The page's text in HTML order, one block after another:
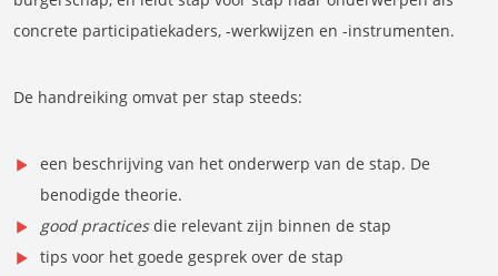
concrete participatiekaders, -werkwijzen en -instrumenten.
De handreiking omvat per stap steeds:
een beschrijving van het onderwerp van de stap. De
benodigde theorie.
good practicesdie relevant zijn binnen de stap
tips voor het goede gesprek over de stap